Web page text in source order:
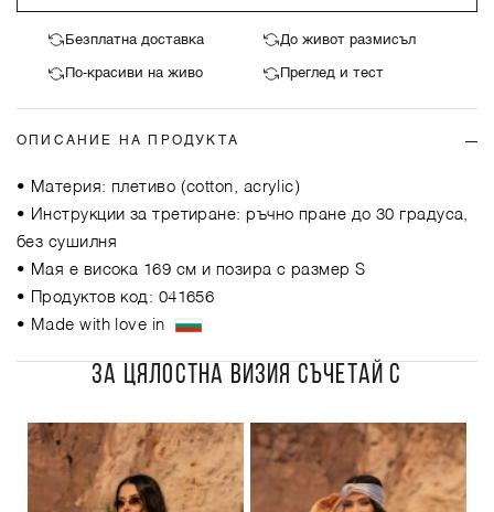
Безплатна доставка До живот размисъл
По-красиви на живо Преглед и тест
ОПИСАНИЕ НА ПРОДУКТА
• Материя: плетиво (cotton, acrylic)
• Инструкции за третиране: ръчно пране до 30 градуса,
без сушилня
• Мая е висока 169 см и позира с размер S
• Продуктов код: 041656
• Made with love in
ЗА ЦЯЛОСТНА ВИЗИЯ СЪЧЕТАЙ С